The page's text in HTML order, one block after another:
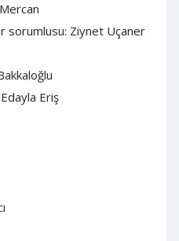
sorumlusu: Ziynet Uçaner
Eriş